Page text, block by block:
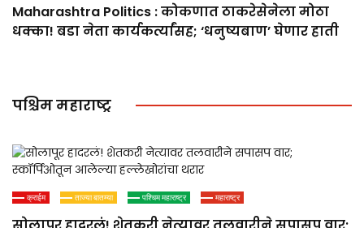
Maharashtra Politics : कोकणात ठाकरेसेनेला मोठा
धक्का! बडा नेता कार्यकर्त्यांसह; ‘धनुष्यबाण’ घेणार हाती
पश्चिम महाराष्ट्र
क्राईम ताज्या बातम्या पश्चिम महाराष्ट्र महाराष्ट्र